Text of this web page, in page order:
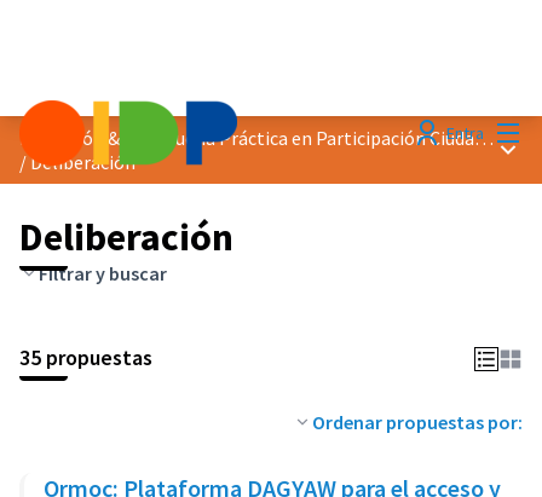
EntraDistinción &quot;Buena Práctica en Participación Ciudadana&quot; 2023
/Deliberación
Deliberación
Filtrar y buscar
35 propuestas
Ordenar propuestas por:
Ormoc: Plataforma DAGYAW para el acceso y